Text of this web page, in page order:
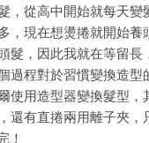
，從高中開始就每天變
，現在想燙捲就開始養
髮，因此我就在等留長
過程對於習慣變換造型
使用造型器變換髮型，
還有直捲兩用離子夾，
！